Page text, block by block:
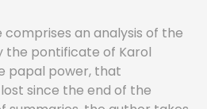
comprises an analysis of the
pontificate of Karol
papal power, that
since the end of the